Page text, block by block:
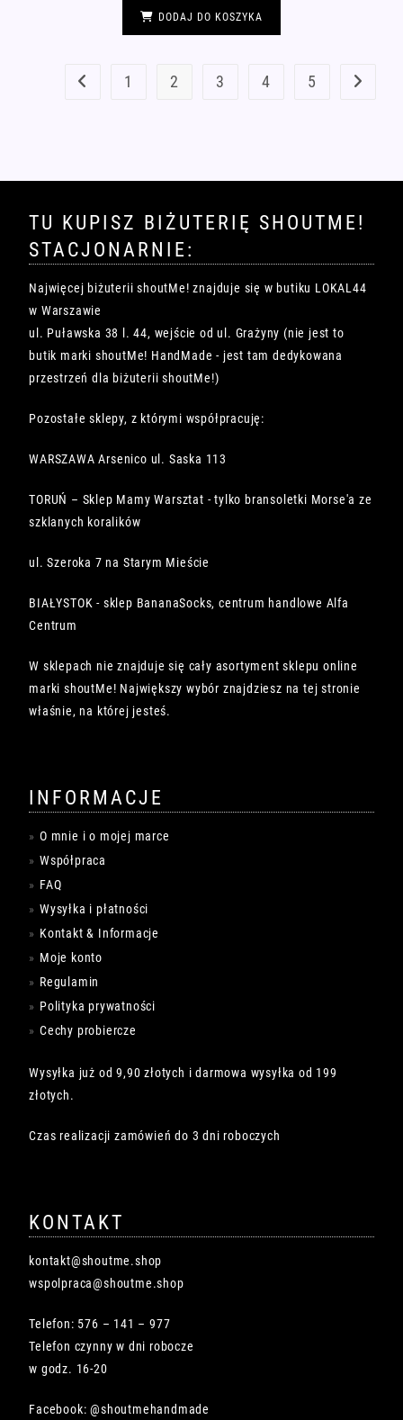
89,00 zł.
49,00 zł.
DODAJ DO KOSZYKA
1 2 3 4 5
TU KUPISZ BIŻUTERIĘ SHOUTME!
STACJONARNIE:
Najwięcej biżuterii shoutMe! znajduje się w butiku LOKAL44
w Warszawie
ul. Puławska 38 l. 44, wejście od ul. Grażyny (nie jest to
butik marki shoutMe! HandMade - jest tam dedykowana
przestrzeń dla biżuterii shoutMe!)
Pozostałe sklepy, z którymi współpracuję:
WARSZAWA Arsenico ul. Saska 113
TORUŃ – Sklep Mamy Warsztat - tylko bransoletki Morse'a ze
szklanych koralików
ul. Szeroka 7 na Starym Mieście
BIAŁYSTOK - sklep BananaSocks, centrum handlowe Alfa
Centrum
W sklepach nie znajduje się cały asortyment sklepu online
marki shoutMe! Największy wybór znajdziesz na tej stronie
właśnie, na której jesteś.
INFORMACJE
O mnie i o mojej marce
Współpraca
FAQ
Wysyłka i płatności
Kontakt & Informacje
Moje konto
Regulamin
Polityka prywatności
Cechy probiercze
Wysyłka już od 9,90 złotych i darmowa wysyłka od 199
złotych.
Czas realizacji zamówień do 3 dni roboczych
KONTAKT
kontakt@shoutme.shop
wspolpraca@shoutme.shop
Telefon: 576 – 141 – 977
Telefon czynny w dni robocze
w godz. 16-20
Facebook: @shoutmehandmade